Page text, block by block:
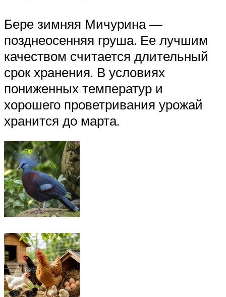
Бере зимняя Мичурина —
позднеосенняя груша. Ее лучшим
качеством считается длительный
срок хранения. В условиях
пониженных температур и
хорошего проветривания урожай
хранится до марта.